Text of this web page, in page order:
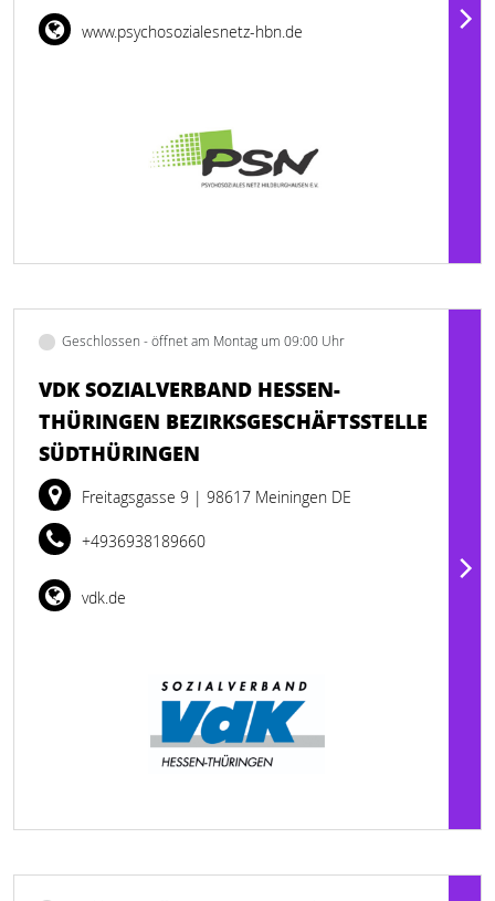
www.psychosozialesnetz-hbn.de
Geschlossen - öffnet am Montag um 09:00 Uhr
VDK SOZIALVERBAND HESSEN-
THÜRINGEN BEZIRKSGESCHÄFTSSTELLE
SÜDTHÜRINGEN
Freitagsgasse 9 | 98617 Meiningen DE
+4936938189660
vdk.de